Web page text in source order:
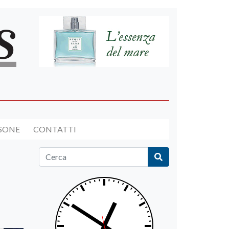
CONTATTI